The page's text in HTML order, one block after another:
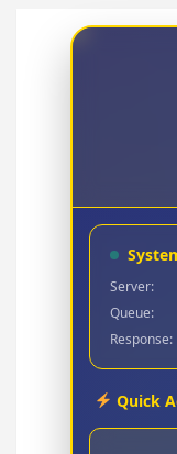
Server:
Queue:
Response:
Quick